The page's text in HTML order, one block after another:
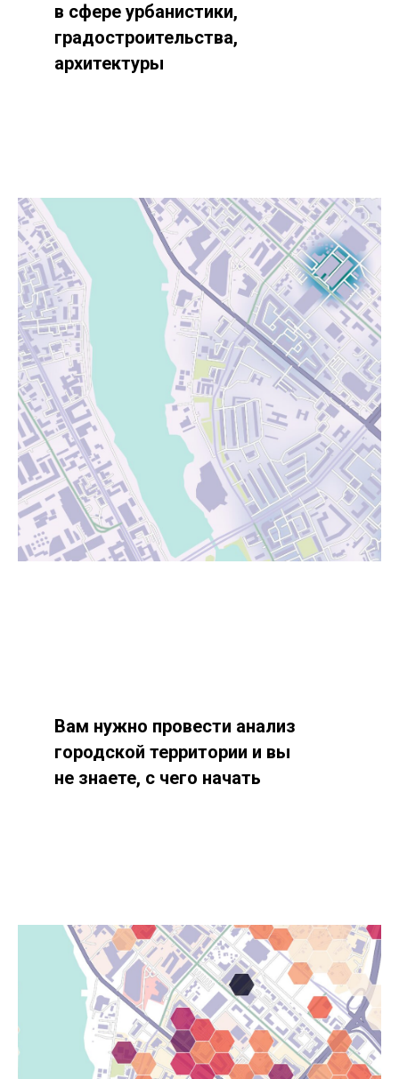
в сфере урбанистики,
градостроительства,
архитектуры
Вам нужно провести анализ
городской территории и вы
не знаете, с чего начать